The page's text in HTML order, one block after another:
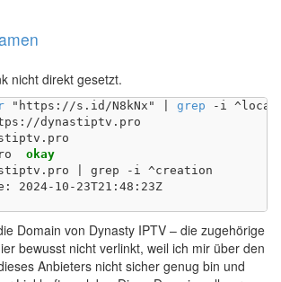
nicht direkt gesetzt.
"https://s.id/N8kNx" | grep -i
dynastiptv.pro
okay
| grep -i ^creation
2024-10-23T21:48:23Z
Domain von Dynasty IPTV – die zugehörige
bewusst nicht verlinkt, weil ich mir über den
Anbieters nicht sicher genug bin und